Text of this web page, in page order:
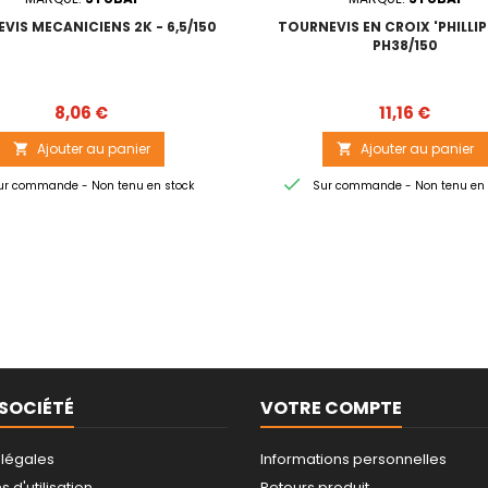
MECANICIENS 2K - 6,5/150
Prix
8,06 €
 Ajouter au panier
commande - Non tenu en stock
TOURNEVIS EN CROIX
PH38/150
Prix
11,16 €
 Ajouter au panier
 Sur commande - Non tenu en
VOTRE COMPTE
Informations personnelles